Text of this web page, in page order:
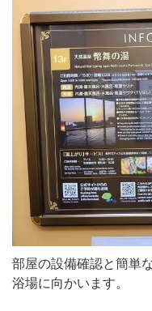
部屋の設備確認と簡単
浴場に向かいます。